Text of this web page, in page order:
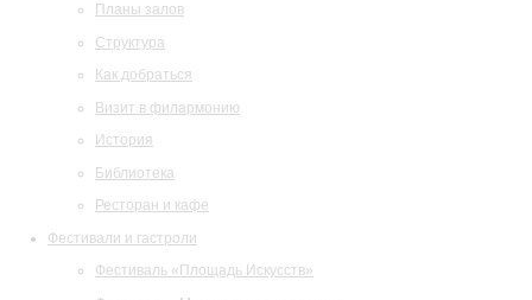
Планы залов
Структура
Как добраться
Визит в филармонию
История
Библиотека
Ресторан и кафе
Фестивали и гастроли
Фестиваль «Площадь Искусств»